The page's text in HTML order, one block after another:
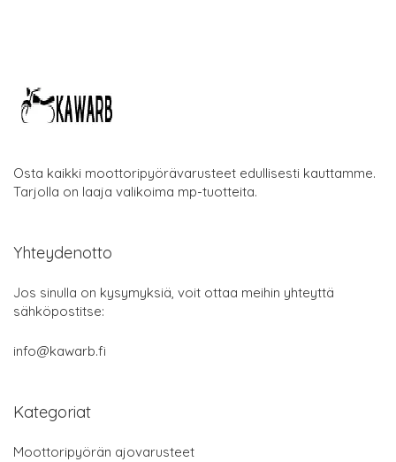
Osta kaikki moottoripyörävarusteet edullisesti kauttamme.
Tarjolla on laaja valikoima mp-tuotteita.
Yhteydenotto
Jos sinulla on kysymyksiä, voit ottaa meihin yhteyttä
sähköpostitse:
info@kawarb.fi
Kategoriat
Moottoripyörän ajovarusteet